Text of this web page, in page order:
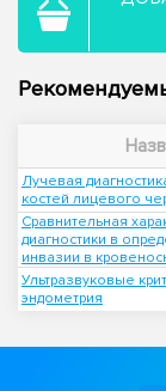
Лучевая
костей лицевого
Сравнительная
диагностики в
инвазии в
Ультразвуковые
эндометрия